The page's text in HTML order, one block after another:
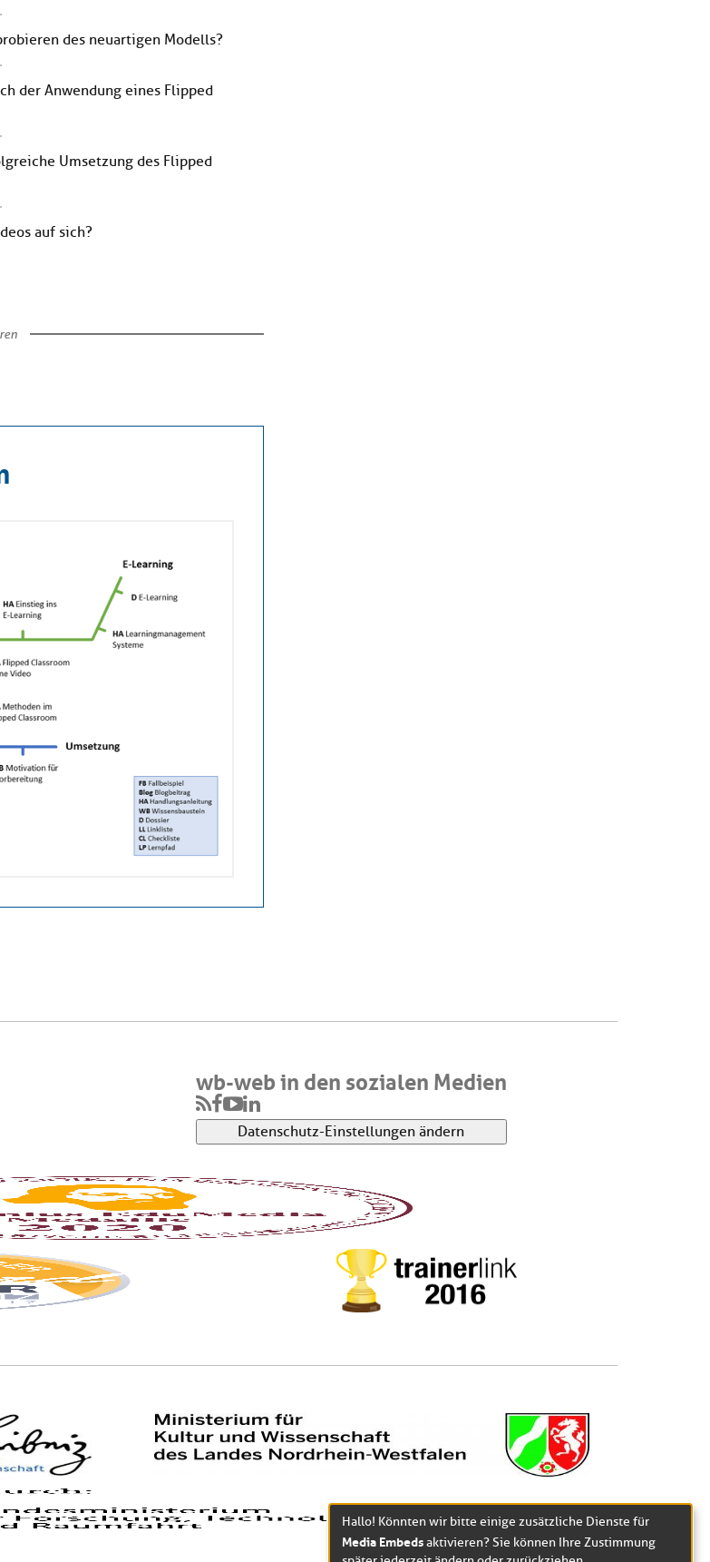
des neuartigen Modells?
der Anwendung eines Flipped
Umsetzung des Flipped
auf sich?
wb-web in den sozialen Medien
Datenschutz-Einstellungen ändern
Hallo! Könnten wir bitte einige zusätzliche Dienste für
Media Embedsaktivieren? Sie können Ihre Zustimmung